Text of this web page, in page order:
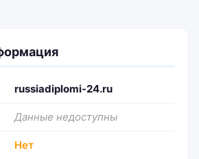
russiadiplomi-24.ru
Данные недоступны
Нет